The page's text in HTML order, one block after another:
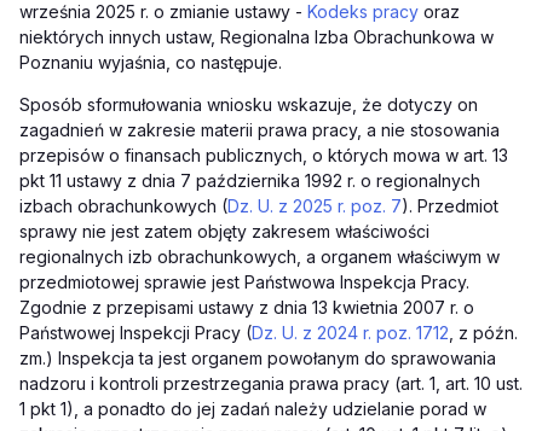
września 2025 r. o zmianie ustawy - Kodeks pracy oraz
niektórych innych ustaw, Regionalna Izba Obrachunkowa w
Poznaniu wyjaśnia, co następuje.
Sposób sformułowania wniosku wskazuje, że dotyczy on
zagadnień w zakresie materii prawa pracy, a nie stosowania
przepisów o finansach publicznych, o których mowa w art. 13
pkt 11 ustawy z dnia 7 października 1992 r. o regionalnych
izbach obrachunkowych (Dz. U. z 2025 r. poz. 7). Przedmiot
sprawy nie jest zatem objęty zakresem właściwości
regionalnych izb obrachunkowych, a organem właściwym w
przedmiotowej sprawie jest Państwowa Inspekcja Pracy.
Zgodnie z przepisami ustawy z dnia 13 kwietnia 2007 r. o
Państwowej Inspekcji Pracy (Dz. U. z 2024 r. poz. 1712 , z późn.
zm.) Inspekcja ta jest organem powołanym do sprawowania
nadzoru i kontroli przestrzegania prawa pracy (art. 1, art. 10 ust.
1 pkt 1), a ponadto do jej zadań należy udzielanie porad w